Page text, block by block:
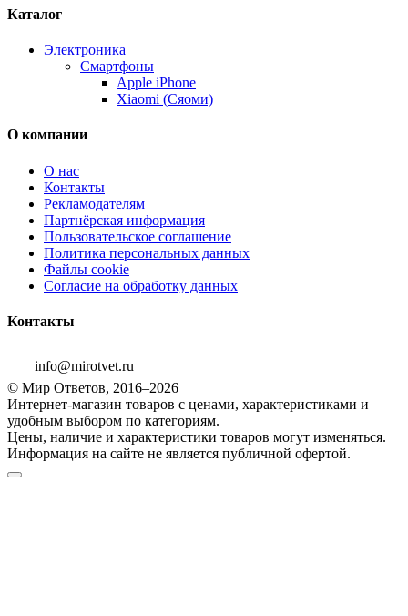
Каталог
Электроника
Смартфоны
Apple iPhone
Xiaomi (Сяоми)
О компании
О нас
Контакты
Рекламодателям
Партнёрская информация
Пользовательское соглашение
Политика персональных данных
Файлы cookie
Согласие на обработку данных
Контакты
info@mirotvet.ru
© Мир Ответов, 2016–2026
Интернет-магазин товаров с ценами, характеристиками и
удобным выбором по категориям.
Цены, наличие и характеристики товаров могут изменяться.
Информация на сайте не является публичной офертой.